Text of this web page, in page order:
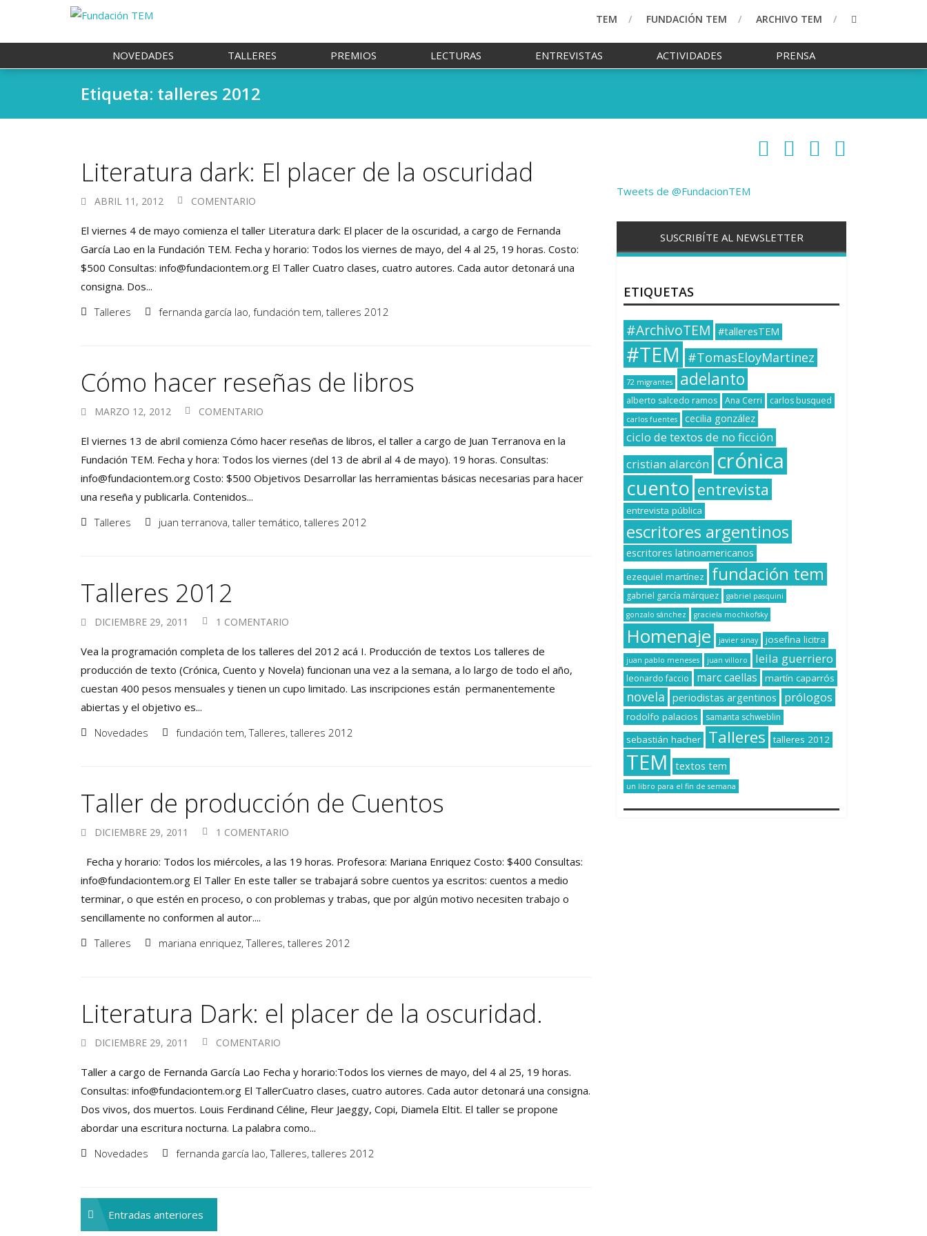
TEM FUNDACIÓN TEM ARCHIVO TEM
NOVEDADES TALLERES PREMIOS LECTURAS ENTREVISTAS ACTIVIDADES PRENSA
Etiqueta: talleres 2012
Literatura dark: El placer de la oscuridad
ABRIL 11, 2012 COMENTARIO
El viernes 4 de mayo comienza el taller Literatura dark: El placer de la oscuridad, a cargo de Fernanda
García Lao en la Fundación TEM. Fecha y horario: Todos los viernes de mayo, del 4 al 25, 19 horas. Costo:
$500 Consultas: info@fundaciontem.org El Taller Cuatro clases, cuatro autores. Cada autor detonará una
consigna. Dos...
Talleres
fernanda garcía lao, fundación tem, talleres 2012
Cómo hacer reseñas de libros
MARZO 12, 2012 COMENTARIO
El viernes 13 de abril comienza Cómo hacer reseñas de libros, el taller a cargo de Juan Terranova en la
Fundación TEM. Fecha y hora: Todos los viernes (del 13 de abril al 4 de mayo). 19 horas. Consultas:
info@fundaciontem.org Costo: $500 Objetivos Desarrollar las herramientas básicas necesarias para hacer
una reseña y publicarla. Contenidos...
Talleres
juan terranova, taller temático, talleres 2012
Talleres 2012
DICIEMBRE 29, 2011 1 COMENTARIO
Vea la programación completa de los talleres del 2012 acá I. Producción de textos Los talleres de
producción de texto (Crónica, Cuento y Novela) funcionan una vez a la semana, a lo largo de todo el año,
cuestan 400 pesos mensuales y tienen un cupo limitado. Las inscripciones están permanentemente
abiertas y el objetivo es...
Novedades
fundación tem,Talleres, talleres 2012
Taller de producción de Cuentos
DICIEMBRE 29, 2011 1 COMENTARIO
Fecha y horario: Todos los miércoles, a las 19 horas. Profesora: Mariana Enriquez Costo: $400 Consultas:
info@fundaciontem.org El Taller En este taller se trabajará sobre cuentos ya escritos: cuentos a medio
terminar, o que estén en proceso, o con problemas y trabas, que por algún motivo necesiten trabajo o
sencillamente no conformen al autor....
Talleres
mariana enriquez,Talleres, talleres 2012
Literatura Dark: el placer de la oscuridad.
DICIEMBRE 29, 2011 COMENTARIO
Taller a cargo de Fernanda García Lao Fecha y horario:Todos los viernes de mayo, del 4 al 25, 19 horas.
Consultas: info@fundaciontem.org El TallerCuatro clases, cuatro autores. Cada autor detonará una consigna.
Dos vivos, dos muertos. Louis Ferdinand Céline, Fleur Jaeggy, Copi, Diamela Eltit. El taller se propone
abordar una escritura nocturna. La palabra como...
Novedades
fernanda garcía lao,Talleres, talleres 2012
Entradas anteriores
Tweets de @FundacionTEM
SUSCRIBÍTE AL NEWSLETTER
ETIQUETAS
#ArchivoTEM #talleresTEM
#TEM #TomasEloyMartinez
72 migrantes adelanto
alberto salcedo ramos Ana Cerri carlos busqued
carlos fuentes cecilia gonzález
ciclo de textos de no ficción
cristian alarcón
crónica
cuento entrevista
entrevista pública
escritores argentinos
escritores latinoamericanos
ezequiel martínez fundación tem
gabriel garcía márquez
gabriel pasquini
gonzalo sánchez
graciela mochkofsky
Homenaje javier sinay josefina licitra
juan pablo meneses juan villoro leila guerriero
leonardo faccio marc caellas martín caparrós
novela periodistas argentinos prólogos
rodolfo palacios samanta schweblin
sebastián hacher Talleres talleres 2012
TEM textos tem
un libro para el fin de semana